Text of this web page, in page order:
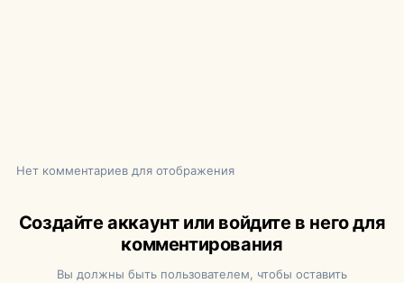
Нет комментариев для отображения
Создайте аккаунт или войдите в него для
комментирования
Вы должны быть пользователем, чтобы оставить